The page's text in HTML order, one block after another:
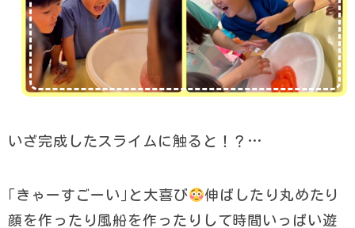
いざ完成したスライムに触ると！？…
｢きゃーすごーい｣と大喜び
伸ばしたり丸めたり
顔を作ったり風船を作ったりして時間いっぱい遊